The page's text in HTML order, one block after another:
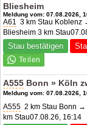
Bliesheim
Meldung vom: 07.08.2026,
A61 3 km Stau Koblenz
Bliesheim 3 km
Stau bestätigen
A555 Bonn » Köln
Meldung vom: 07.08.2026,
A555 2 km Stau Bonn →
km Stau07.08.26, 16:14